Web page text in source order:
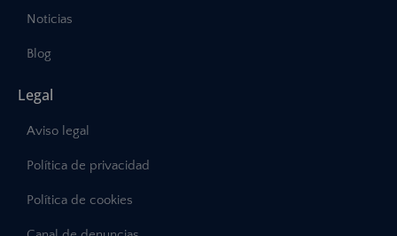
Noticias
Blog
Legal
Aviso legal
Política de privacidad
Política de cookies